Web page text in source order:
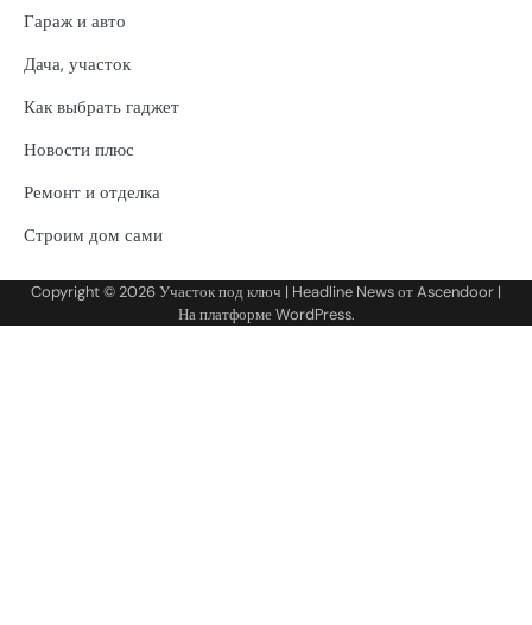
Гараж и авто
Дача, участок
Как выбрать гаджет
Новости плюс
Ремонт и отделка
Строим дом сами
Copyright © 2026Участок под ключ | Headline News отAscendoor |
На платформеWordPress.